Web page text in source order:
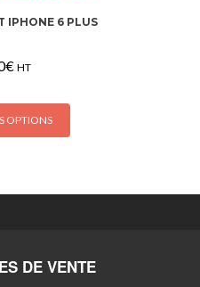
IPHONE 6 PLUS
€ HT
OPTIONS
Ce
être
DE VENTE